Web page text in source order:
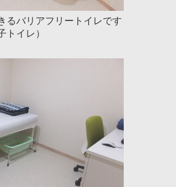
るバリアフリートイレです
トイレ）